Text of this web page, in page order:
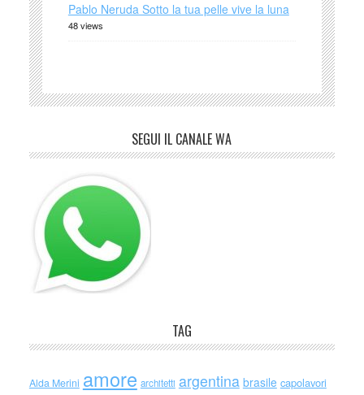
Pablo Neruda Sotto la tua pelle vive la luna
48 views
SEGUI IL CANALE WA
TAG
Alda Merini amore architetti argentina brasile capolavori